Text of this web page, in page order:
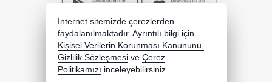
İnternet sitemizde çerezlerden
faydalanılmaktadır. Ayrıntılı bilgi için
Kişisel Verilerin Korunması Kanununu,
Gizlilik Sözleşmesi ve Çerez
Politikamızı inceleyebilirsiniz.